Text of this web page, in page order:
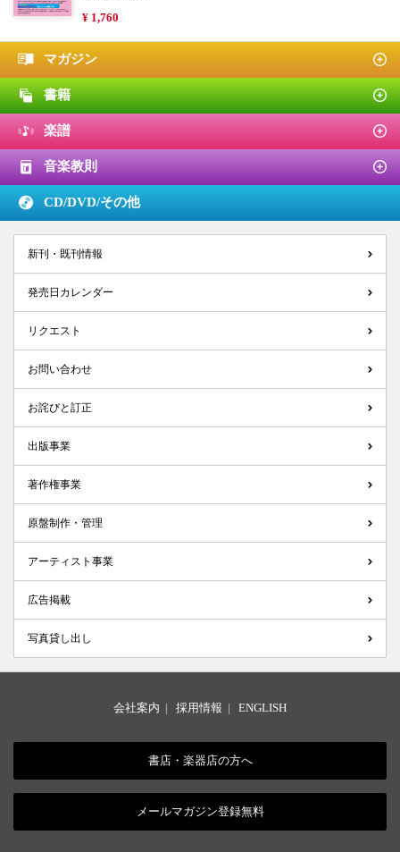
¥ 1,760
マガジン
書籍
楽譜
音楽教則
CD/DVD/その他
新刊・既刊情報
発売日カレンダー
リクエスト
お問い合わせ
お詫びと訂正
出版事業
著作権事業
原盤制作・管理
アーティスト事業
広告掲載
写真貸し出し
会社案内 | 採用情報 | ENGLISH
書店・楽器店の方へ
メールマガジン登録無料